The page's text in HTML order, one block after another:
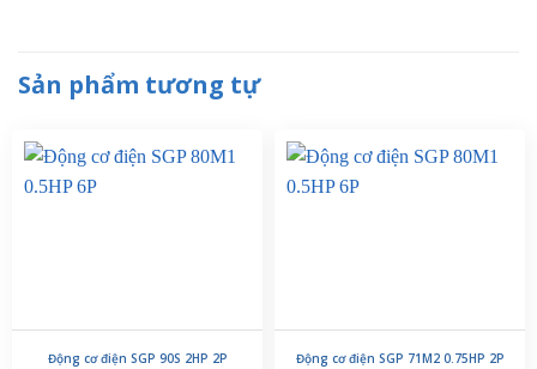
Sản phẩm tương tự
Động cơ điện SGP 90S 2HP 2P Động cơ điện SGP 71M2 0.75HP 2P